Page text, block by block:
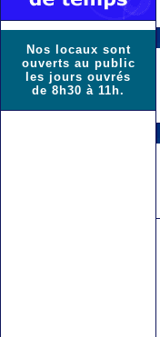
Nos locaux sont
ouverts au public
les jours ouvrés
de 8h30 à 11h.